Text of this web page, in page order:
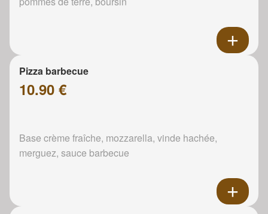
Pizza barbecue
10.90 €
Base crème fraîche, mozzarella, vinde hachée,
merguez, sauce barbecue